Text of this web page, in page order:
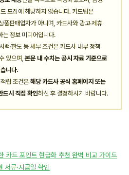
모집에 해당하지 않습니다. 카드팁은
품판매업자가 아니며, 카드사와 광고·제휴
는 정보 미디어입니다.
백·한도 등 세부 조건은 카드사 내부 정책
있으며,본문 내 수치는 공시 자료 기준으로
니다.
립 조건은 해당 카드사 공식 홈페이지 또는
드시 직접 확인하신 후 결정하시기 바랍니다.
카드 포인트 현금화 추천 완벽 비교 가이드
서류·지급일 확인